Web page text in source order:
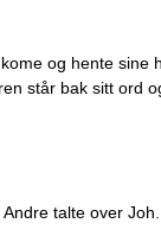
og hente sine
står bak sitt ord
Andre talte over